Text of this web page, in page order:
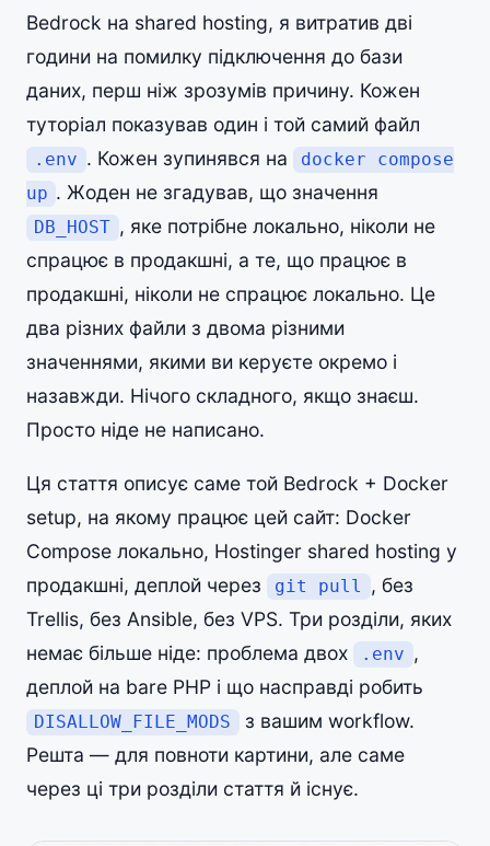
Bedrock на shared hosting, я витратив дві
години на помилку підключення до бази
даних, перш ніж зрозумів причину. Кожен
туторіал показував один і той самий файл
.env . Кожен зупинявся на
docker compose
up . Жоден не згадував, що значення
DB_HOST , яке потрібне локально, ніколи не
спрацює в продакшні, а те, що працює в
продакшні, ніколи не спрацює локально. Це
два різних файли з двома різними
значеннями, якими ви керуєте окремо і
назавжди. Нічого складного, якщо знаєш.
Просто ніде не написано.
Ця стаття описує саме той Bedrock + Docker
setup, на якому працює цей сайт: Docker
Compose локально, Hostinger shared hosting у
продакшні, деплой через
git pull , без
Trellis, без Ansible, без VPS. Три розділи, яких
немає більше ніде: проблема двох
.env ,
деплой на bare PHP і що насправді робить
DISALLOW_FILE_MODS
з вашим workflow.
Решта — для повноти картини, але саме
через ці три розділи стаття й існує.